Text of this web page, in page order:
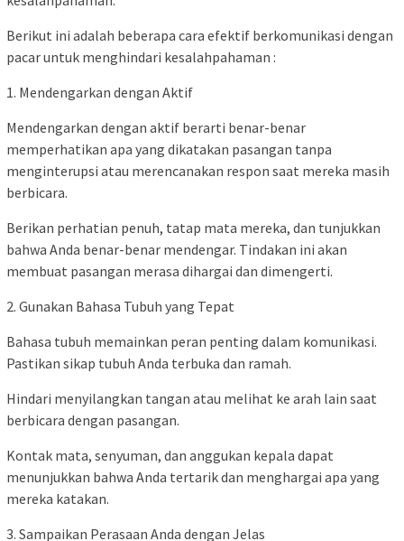
Berikut ini adalah beberapa cara efektif berkomunikasi dengan
pacar untuk menghindari kesalahpahaman :
1. Mendengarkan dengan Aktif
Mendengarkan dengan aktif berarti benar-benar
memperhatikan apa yang dikatakan pasangan tanpa
menginterupsi atau merencanakan respon saat mereka masih
berbicara.
Berikan perhatian penuh, tatap mata mereka, dan tunjukkan
bahwa Anda benar-benar mendengar. Tindakan ini akan
membuat pasangan merasa dihargai dan dimengerti.
2. Gunakan Bahasa Tubuh yang Tepat
Bahasa tubuh memainkan peran penting dalam komunikasi.
Pastikan sikap tubuh Anda terbuka dan ramah.
Hindari menyilangkan tangan atau melihat ke arah lain saat
berbicara dengan pasangan.
Kontak mata, senyuman, dan anggukan kepala dapat
menunjukkan bahwa Anda tertarik dan menghargai apa yang
mereka katakan.
3. Sampaikan Perasaan Anda dengan Jelas